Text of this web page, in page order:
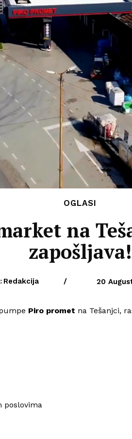
OGLASI
na
zapošljava!
Redakcija / 20
Piro promet na Tešanjci,
poslovima